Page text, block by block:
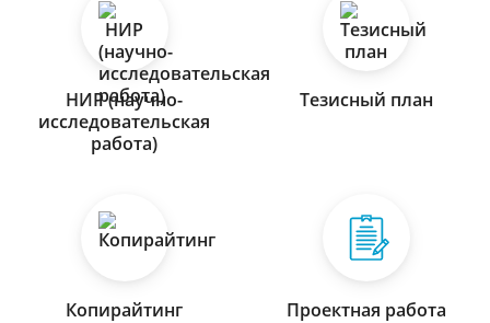
НИР (научно-
исследовательская
работа)
Тезисный план
Копирайтинг Проектная работа